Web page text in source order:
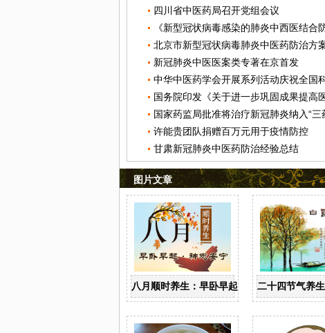
四川省中医药局召开党组会议
新冠肺炎中医医案类专著在京首发
许能贵团队捐赠百万元用于疫情防控
甘肃新冠肺炎中医药防治经验总结
图片文章
八月顺时养生：早卧早起 神志安宁二十四节气养生